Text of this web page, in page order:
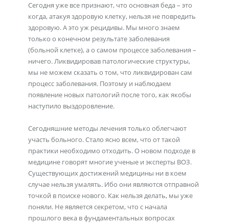
Сегодня уже все признают, что основная беда – это
когда, атакуя здоровую клетку, нельзя не повредить
здоровую. А это уж рецидивы. Мы много знаем
только о конечном результате заболевания
(больной клетке), а о самом процессе заболевания –
ничего. Ликвидировав патологические структуры,
мы не можем сказать о том, что ликвидирован сам
процесс заболевания. Поэтому и наблюдаем
появление новых патологий после того, как якобы
наступило выздоровление.
Сегодняшние методы лечения только облегчают
участь больного. Стало ясно всем, что от такой
практики необходимо отходить. О новом подходе в
медицине говорят многие ученые и эксперты ВОЗ.
Существующих достижений медицины ни в коем
случае нельзя умалять. Ибо они являются отправной
точкой в поиске нового. Как нельзя делать, мы уже
поняли. Не является секретом, что с начала
прошлого века в фундаментальных вопросах